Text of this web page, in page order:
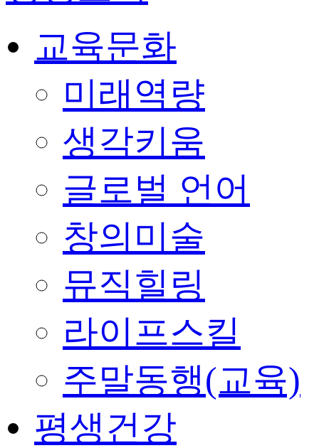
교육문화
미래역량
생각키움
글로벌 언어
창의미술
뮤직힐링
라이프스킬
주말동행(교육)
평생건강